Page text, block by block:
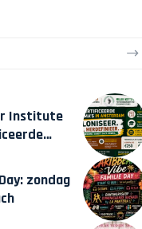
Institute
zondag